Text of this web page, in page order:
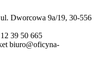
ul. Dworcowa 9a/19, 30-556
12 39 50 665
biuro@oficyna-